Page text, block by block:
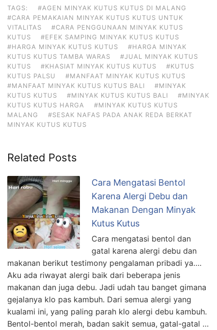
TAGS:
#AGEN MINYAK KUTUS KUTUS DI MALANG
#CARA PEMAKAIAN MINYAK KUTUS KUTUS UNTUK
VITALITAS
#CARA PENGGUNAAN MINYAK KUTUS
KUTUS
#EFEK SAMPING MINYAK KUTUS KUTUS
#HARGA MINYAK KUTUS KUTUS
#HARGA MINYAK
KUTUS KUTUS TAMBA WARAS
#JUAL MINYAK KUTUS
KUTUS
#KHASIAT MINYAK KUTUS KUTUS
#KUTUS
KUTUS PALSU
#MANFAAT MINYAK KUTUS KUTUS
#MANFAAT MINYAK KUTUS KUTUS BALI
#MINYAK
KUTUS KUTUS
#MINYAK KUTUS KUTUS BALI
#MINYAK
KUTUS KUTUS HARGA
#MINYAK KUTUS KUTUS
MALANG
#SESAK NAFAS PADA ANAK REDA BERKAT
MINYAK KUTUS KUTUS
Related Posts
Cara Mengatasi Bentol
Karena Alergi Debu dan
Makanan Dengan Minyak
Kutus Kutus
Cara mengatasi bentol dan
gatal karena alergi debu dan
makanan berikut testimony pengalaman pribadi ya….
Aku ada riwayat alergi baik dari beberapa jenis
makanan dan juga debu. Jadi udah tau banget gimana
gejalanya klo pas kambuh. Dari semua alergi yang
kualami ini, yang paling parah klo alergi debu kambuh.
Bentol-bentol merah, badan sakit semua, gatal-gatal …